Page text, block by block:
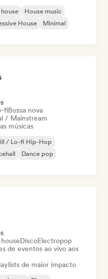
House music
House
Minimal
fiBossa nova
/ Mainstream
músicas
/ Lo-fi Hip-Hop
Dance pop
DiscoElectropop
de eventos ao vivo aos
de maior impacto